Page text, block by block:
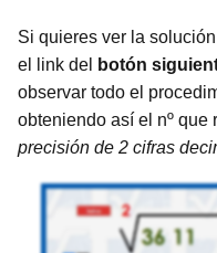
Si quieres ver la
el link del
botón
observar todo el
obteniendo así el nº que
precisión de 2 cifras